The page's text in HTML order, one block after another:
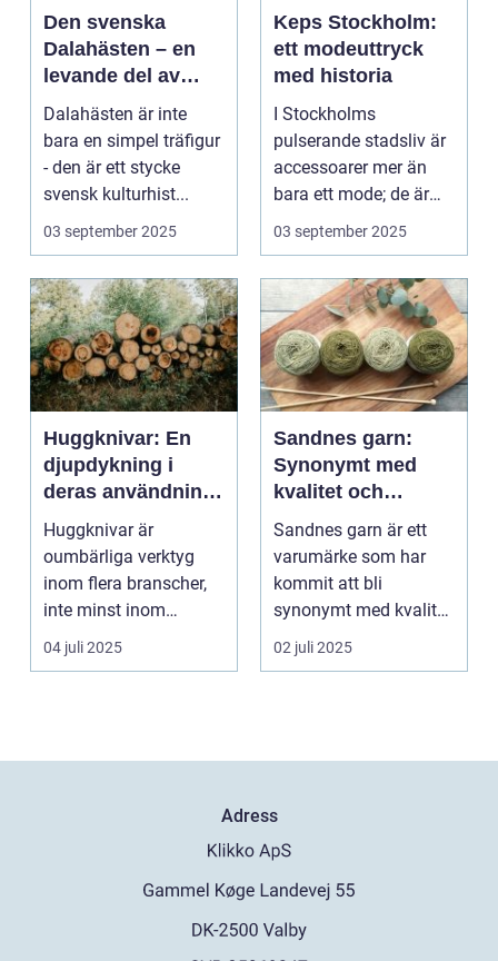
Den svenska
Dalahästen – en
levande del av
Sveriges
kulturhistoria.
Dalahästen är inte
bara en simpel träfigur
- den är ett stycke
svensk kulturhist...
03 september 2025
Keps Stockholm:
ett modeuttryck
med historia
I Stockholms
pulserande stadsliv är
accessoarer mer än
bara ett mode; de är
uttryck f...
03 september 2025
Huggknivar: En
djupdykning i
deras användning
och betydelse
Huggknivar är
oumbärliga verktyg
inom flera branscher,
inte minst inom
skogsindustrin och ...
04 juli 2025
Sandnes garn:
Synonymt med
kvalitet och
tradition
Sandnes garn är ett
varumärke som har
kommit att bli
synonymt med kvalitet
och tradition i...
02 juli 2025
Adress